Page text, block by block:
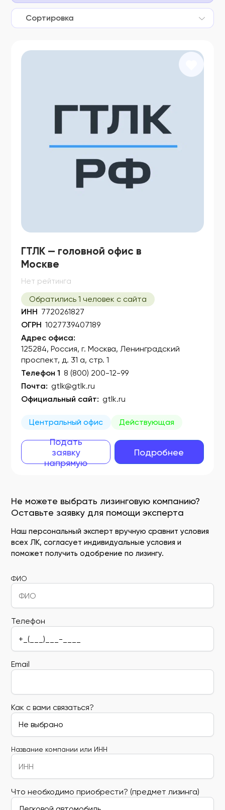
Не можете выбрать лизинговую компанию?
Оставьте заявку для помощи эксперта
Наш персональный эксперт вручную сравнит условия
всех ЛК, согласует индивидуальные условия и
поможет получить одобрение по лизингу.
ФИО
Телефон
Email
Как с вами связаться?
Название компании или ИНН
Что необходимо приобрести? (предмет лизинга)
Сортировка
ГТЛК — головной офис в
Москве
Нет рейтинга
Обратились 1 человек с сайта
ИНН 7720261827
ОГРН 1027739407189
Адрес офиса:
125284, Россия, г. Москва, Ленинградский
проспект, д. 31 а, стр. 1
Телефон 1 8 (800) 200-12-99
Почта: gtlk@gtlk.ru
Официальный сайт: gtlk.ru
Центральный офис Действующая
Подать
заявку
напрямую
Подробнее